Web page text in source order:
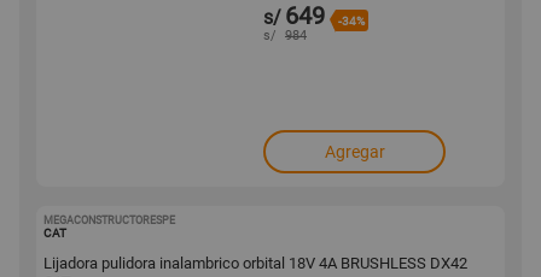
s/ 649 -34%
s/ 984
Agregar
MEGACONSTRUCTORESPE
CAT
Lijadora pulidora inalambrico orbital 18V 4A BRUSHLESS DX42